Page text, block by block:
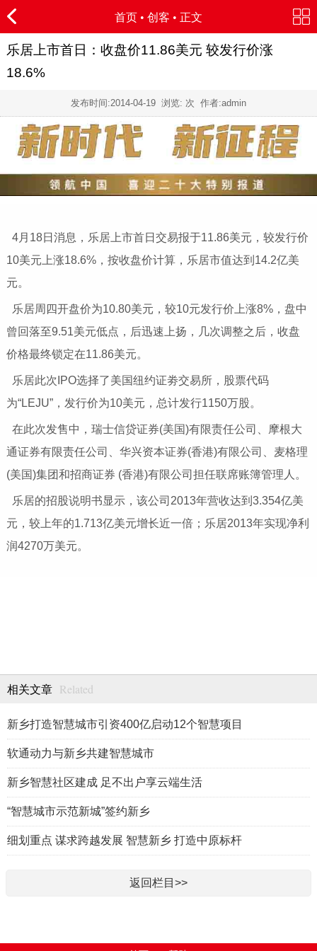
首页 • 创客 • 正文
乐居上市首日：收盘价11.86美元 较发行价涨
18.6%
发布时间:2014-04-19 浏览: 次 作者:admin
4月18日消息，乐居上市首日交易报于11.86美元，较发行价
10美元上涨18.6%，按收盘价计算，乐居市值达到14.2亿美
元。
乐居周四开盘价为10.80美元，较10元发行价上涨8%，盘中
曾回落至9.51美元低点，后迅速上扬，几次调整之后，收盘
价格最终锁定在11.86美元。
乐居此次IPO选择了美国纽约证劵交易所，股票代码
为“LEJU”，发行价为10美元，总计发行1150万股。
在此次发售中，瑞士信贷证券(美国)有限责任公司、摩根大
通证券有限责任公司、华兴资本证券(香港)有限公司、麦格理
(美国)集团和招商证券 (香港)有限公司担任联席账簿管理人。
乐居的招股说明书显示，该公司2013年营收达到3.354亿美
元，较上年的1.713亿美元增长近一倍；乐居2013年实现净利
润4270万美元。
相关文章 Related
新乡打造智慧城市引资400亿启动12个智慧项目
软通动力与新乡共建智慧城市
新乡智慧社区建成 足不出户享云端生活
“智慧城市示范新城”签约新乡
细划重点 谋求跨越发展 智慧新乡 打造中原标杆
返回栏目>>